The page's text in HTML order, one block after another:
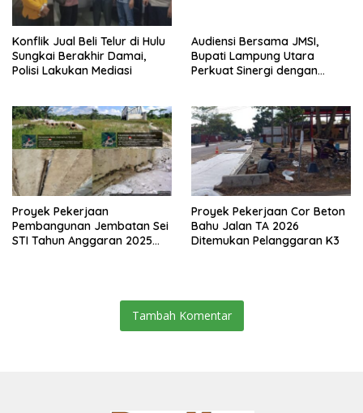
Konflik Jual Beli Telur di Hulu
Sungkai Berakhir Damai,
Polisi Lakukan Mediasi
Audiensi Bersama JMSI,
Bupati Lampung Utara
Perkuat Sinergi dengan
Proyek Pekerjaan
Pembangunan Jembatan Sei
STI Tahun Anggaran 2025
Proyek Pekerjaan Cor Beton
Bahu Jalan TA 2026
Ditemukan Pelanggaran K3
Tambah Komentar